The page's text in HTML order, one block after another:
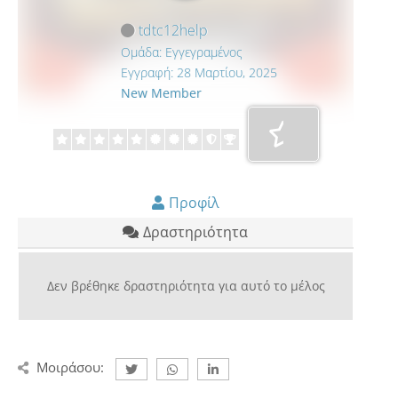
tdtc12help
Ομάδα: Εγγεγραμένος
Εγγραφή: 28 Μαρτίου, 2025
New Member
Προφίλ
Δραστηριότητα
Δεν βρέθηκε δραστηριότητα για αυτό το μέλος
Μοιράσου: